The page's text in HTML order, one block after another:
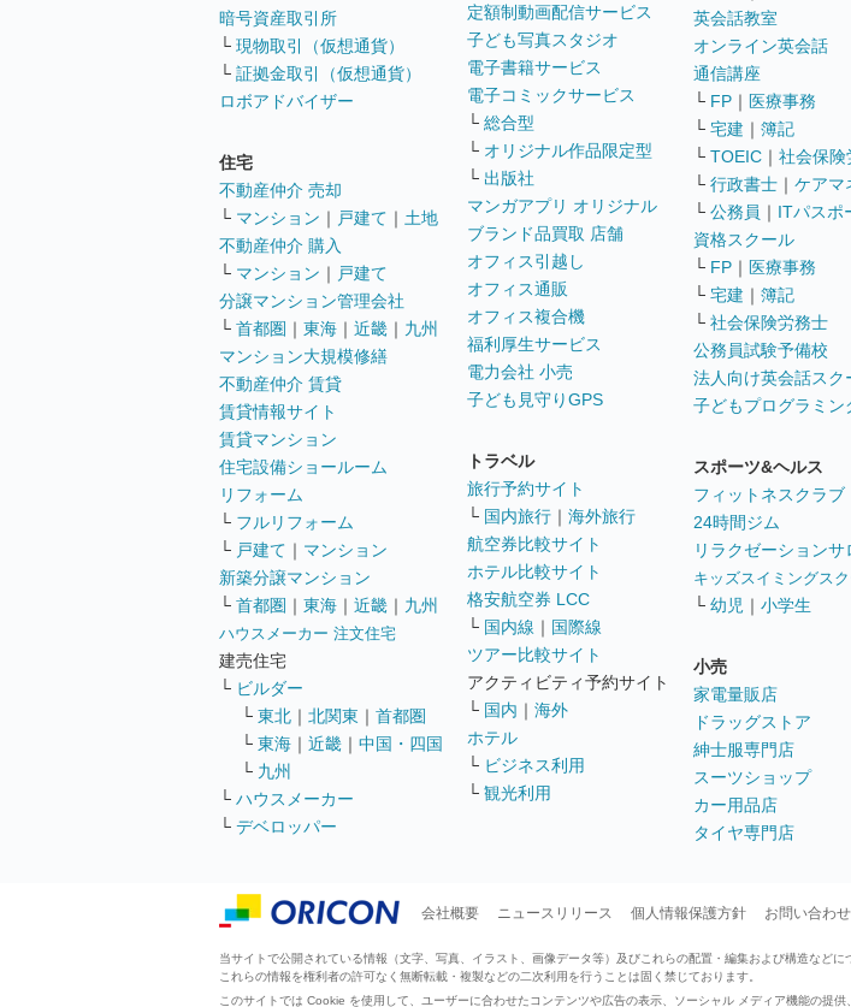
暗号資産取引所
└ 現物取引（仮想通貨）
└ 証拠金取引（仮想通貨）
ロボアドバイザー
住宅
不動産仲介 売却
└ マンション ｜ 戸建て ｜ 土地
不動産仲介 購入
└ マンション ｜ 戸建て
分譲マンション管理会社
└ 首都圏 ｜ 東海 ｜ 近畿 ｜ 九州
マンション大規模修繕
不動産仲介 賃貸
賃貸情報サイト
賃貸マンション
住宅設備ショールーム
リフォーム
└ フルリフォーム
└ 戸建て ｜ マンション
新築分譲マンション
└ 首都圏 ｜ 東海 ｜ 近畿 ｜ 九州
ハウスメーカー 注文住宅
建売住宅
└ ビルダー
└ 東北 ｜ 北関東 ｜ 首都圏
└ 東海 ｜ 近畿 ｜ 中国・四国
└ 九州
└ ハウスメーカー
└ デベロッパー
定額制動画配信サービス
子ども写真スタジオ
電子書籍サービス
電子コミックサービス
└ 総合型
└ オリジナル作品限定型
└ 出版社
マンガアプリ オリジナル
ブランド品買取 店舗
オフィス引越し
オフィス通販
オフィス複合機
福利厚生サービス
電力会社 小売
子ども見守りGPS
トラベル
旅行予約サイト
└ 国内旅行 ｜ 海外旅行
航空券比較サイト
ホテル比較サイト
格安航空券 LCC
└ 国内線 ｜ 国際線
ツアー比較サイト
アクティビティ予約サイト
└ 国内 ｜ 海外
ホテル
└ ビジネス利用
└ 観光利用
英会話教室
オンライン英会話
通信講座
└ FP ｜ 医療事務
└ 宅建 ｜ 簿記
└ TOEIC ｜ 社会保険
└ 行政書士 ｜ ケアマ
└ 公務員 ｜ ITパスポ
資格スクール
└ FP ｜ 医療事務
└ 宅建 ｜ 簿記
└ 社会保険労務士
公務員試験予備校
法人向け英会話スク
子どもプログラミン
スポーツ&ヘルス
フィットネスクラブ
24時間ジム
リラクゼーションサ
キッズスイミングス
└ 幼児 ｜ 小学生
小売
家電量販店
ドラッグストア
紳士服専門店
スーツショップ
カー用品店
タイヤ専門店
会社概要 ニュースリリース 個人情報保護方針 お問い合わせ
当サイトで公開されている情報（文字、写真、イラスト、画像データ等）及びこれらの配置・編集および構造など
これらの情報を権利者の許可なく無断転載・複製などの二次利用を行うことは固く禁じております。
このサイトでは Cookie を使用して、ユーザーに合わせたコンテンツや広告の表示、ソーシャル メディア機能の提供